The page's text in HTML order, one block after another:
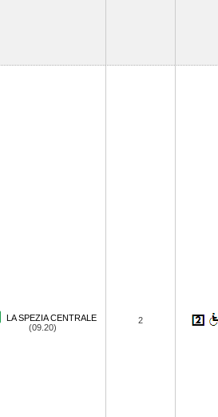
LA SPEZIA CENTRALE
(09.20)
2